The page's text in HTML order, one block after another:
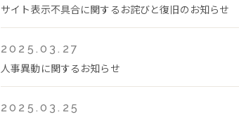
サイト表示不具合に関するお詫びと復旧のお知らせ
2025.03.27
人事異動に関するお知らせ
2025.03.25